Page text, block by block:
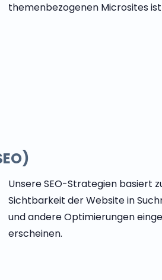
themenbezogenen Microsites
Unsere SEO-Strategien basiert
Sichtbarkeit der Website in
und andere Optimierungen
erscheinen.